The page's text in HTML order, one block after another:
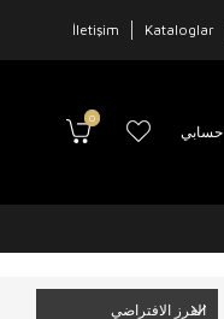
Kataloglar
İletişim
حسابي
0